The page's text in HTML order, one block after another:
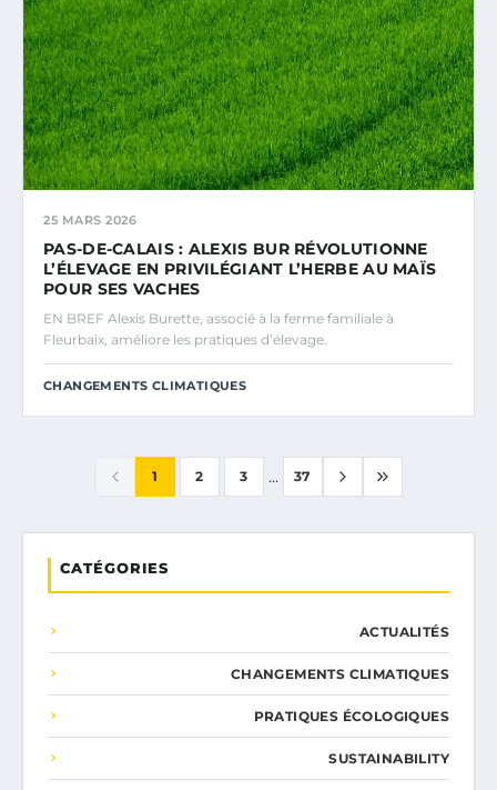
25 MARS 2026
PAS-DE-CALAIS : ALEXIS BUR RÉVOLUTIONNE
L’ÉLEVAGE EN PRIVILÉGIANT L’HERBE AU MAÏS
POUR SES VACHES
EN BREF Alexis Burette, associé à la ferme familiale à
Fleurbaix, améliore les pratiques d’élevage.
CHANGEMENTS CLIMATIQUES
1 2 3 ... 37
CATÉGORIES
ACTUALITÉS
CHANGEMENTS CLIMATIQUES
PRATIQUES ÉCOLOGIQUES
SUSTAINABILITY